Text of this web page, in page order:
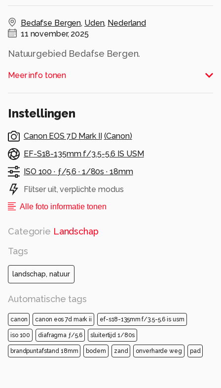
Bedafse Bergen, Uden, Nederland
11 november, 2025
Natuurgebied Bedafse Bergen.
Alle rechten voorbehouden
Meer info tonen
Instellingen
Canon EOS 7D Mark II (Canon)
EF-S18-135mm f/3.5-5.6 IS USM
ISO 100 · ƒ/5.6 · 1/80s · 18mm
Flitser uit, verplichte modus
Alle foto informatie tonen
Categorie Landschap
Tags
landschap, natuur
Automatische tags
canon canon eos 7d mark ii ef-s18-135mm f/3.5-5.6 is usm
iso 100 diafragma ƒ/5.6 sluitertijd 1/80s
brandpuntafstand 18mm bodem zand onverharde weg pad